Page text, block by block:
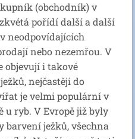
(obchodník) v
pořídí další a další
neodpovídajících
nebo nezemřou. V
objevují i takové
nejčastěji do
je velmi populární v
u ryb. V Evropě již byly
barvení ježků, všechna